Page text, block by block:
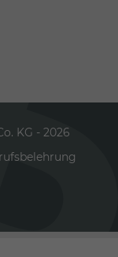
KG - 2026